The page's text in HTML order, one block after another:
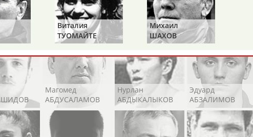
тренере, специалисте или исправить какую-либо
спорта - это одни из главных патриотов своей страны!
Магомед
АБДУСАЛАМОВ
Нурлан
АБДЫКАЛЫКОВ
Эдуард
АБЗАЛИМОВ
Виталия
ТУОМАЙТЕ
Михаил
ШАХОВ